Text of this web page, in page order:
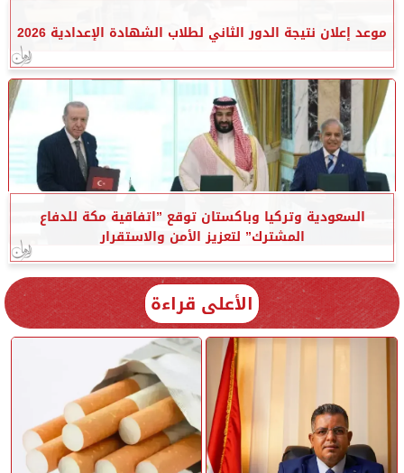
موعد إعلان نتيجة الدور الثاني لطلاب الشهادة الإعدادية 2026
السعودية وتركيا وباكستان توقع ”اتفاقية مكة للدفاع
المشترك” لتعزيز الأمن والاستقرار
الأعلى قراءة